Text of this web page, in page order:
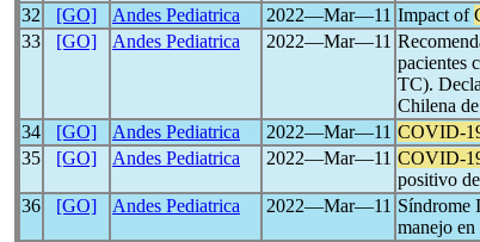
32 [GO] Andes Pediatrica 2022―Mar―11 Impact of
33
[GO] Andes Pediatrica 2022―Mar―11
pacientes
TC).
Chilena
34 [GO] Andes Pediatrica 2022―Mar―11 COVID-
35
[GO] Andes Pediatrica 2022―Mar―11 COVID-
positivo
36 [GO] Andes Pediatrica 2022―Mar―11 Síndrome
manejo